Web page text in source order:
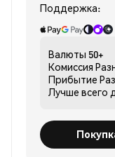
Поддержка:
Валюты 50+
Комиссия
Прибытие
Лучше всего